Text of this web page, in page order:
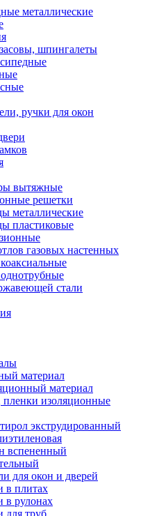
металлические
шпингалеты
ручки для окон
вытяжные
решетки
металлические
пластиковые
газовых настенных
стали
материал
материал
изоляционные
экструдированный
вспененный
для окон и дверей
в плитах
в рулонах
для труб